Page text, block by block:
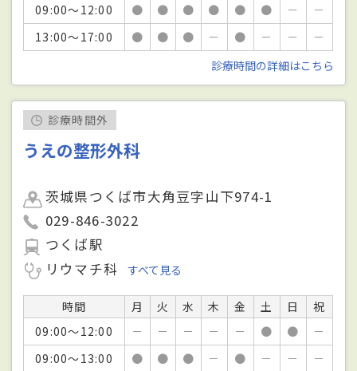
09:00～12:00
● ● ● ● ● ● －
－
13:00～17:00
● ● ● － ● － －
－
診療時間の詳細はこちら
診療時間外
うえの整形外科
茨城県つくば市大角豆字山下974-1
029-846-3022
つくば駅
リウマチ科
すべて見る
時間 月 火 水 木 金 土 日
祝
09:00～12:00
－ － － － － ● ●
－
09:00～13:00
● ● ● － ● － －
－